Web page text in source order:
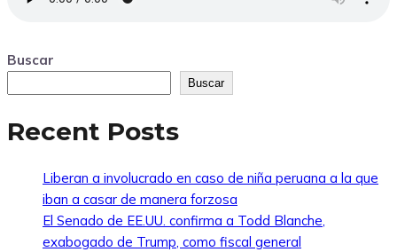
Buscar
Buscar
Recent Posts
Liberan a involucrado en caso de niña peruana a la que
iban a casar de manera forzosa
El Senado de EE.UU. confirma a Todd Blanche,
exabogado de Trump, como fiscal general